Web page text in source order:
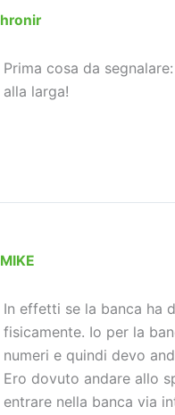
hronir
Prima cosa da
alla larga!
MIKE
In effetti se la banca ha
fisicamente. Io per la
numeri e quindi devo
Ero dovuto andare allo
entrare nella banca via